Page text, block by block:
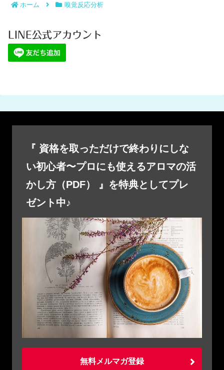
ホーム 嗅覚反応分析
LINE公式アカウント
『 資格を取っただけで終わりにしな
い初心者〜プロにも使えるアロマの活
かし方（PDF） 』を特典としてプレ
ゼント中♪
無料メルマガ登録